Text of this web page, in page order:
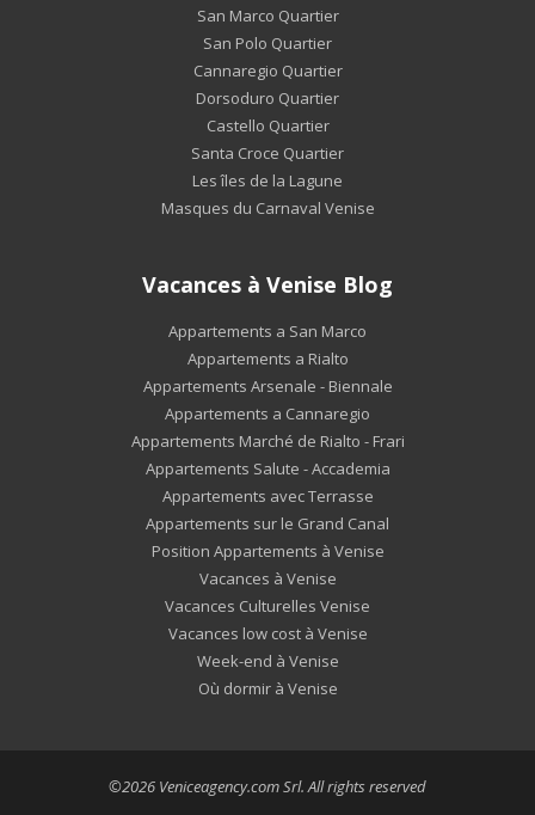
San Marco Quartier
San Polo Quartier
Cannaregio Quartier
Dorsoduro Quartier
Castello Quartier
Santa Croce Quartier
Les îles de la Lagune
Masques du Carnaval Venise
Vacances à Venise Blog
Appartements a San Marco
Appartements a Rialto
Appartements Arsenale - Biennale
Appartements a Cannaregio
Appartements Marché de Rialto - Frari
Appartements Salute - Accademia
Appartements avec Terrasse
Appartements sur le Grand Canal
Position Appartements à Venise
Vacances à Venise
Vacances Culturelles Venise
Vacances low cost à Venise
Week-end à Venise
Où dormir à Venise
©2026 Veniceagency.com Srl. All rights reserved